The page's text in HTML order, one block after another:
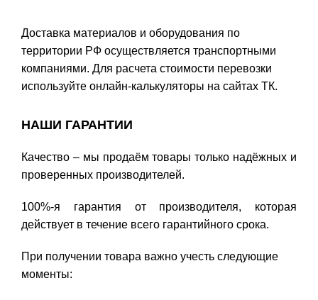
Доставка материалов и оборудования по
территории РФ осуществляется транспортными
компаниями. Для расчета стоимости перевозки
используйте онлайн-калькуляторы на сайтах ТК.
НАШИ ГАРАНТИИ
Качество – мы продаём товары только надёжных и
проверенных производителей.
100%-я гарантия от производителя, которая
действует в течение всего гарантийного срока.
При получении товара важно учесть следующие
моменты: